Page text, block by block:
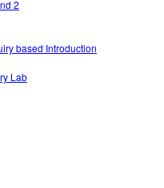
2
based Introduction
Lab